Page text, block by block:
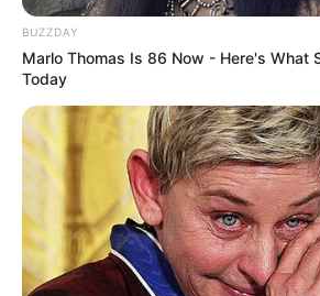
BUZZDAY
Marlo Thomas Is 86 Now - Here's What
Today